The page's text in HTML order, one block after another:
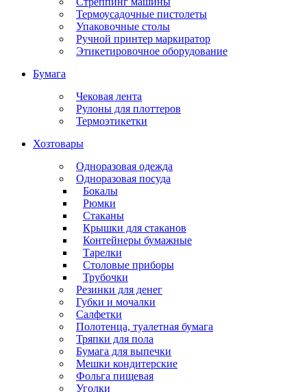
Термоусадочные пистолеты
Упаковочные столы
Ручной принтер маркиратор
Этикетировочное оборудование
Бумага
Чековая лента
Рулоны для плоттеров
Термоэтикетки
Хозтовары
Одноразовая одежда
Одноразовая посуда
Бокалы
Рюмки
Стаканы
Крышки для стаканов
Контейнеры бумажные
Тарелки
Столовые приборы
Трубочки
Резинки для денег
Губки и мочалки
Салфетки
Полотенца, туалетная бумага
Тряпки для пола
Бумага для выпечки
Мешки кондитерские
Фольга пищевая
Уголки